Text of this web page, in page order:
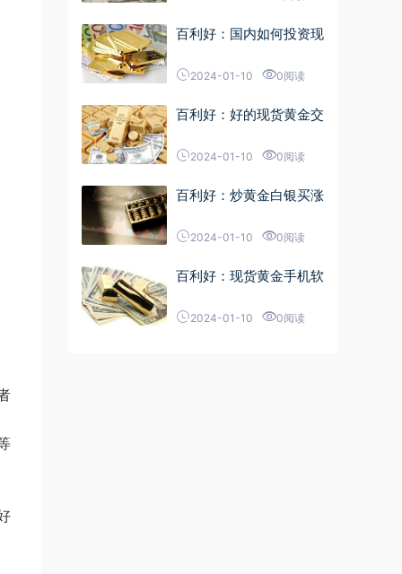
百利好：国内如何投资现
2024-01-10 0阅读
百利好：好的现货黄金交
2024-01-10 0阅读
百利好：炒黄金白银买涨
2024-01-10 0阅读
百利好：现货黄金手机软
2024-01-10 0阅读